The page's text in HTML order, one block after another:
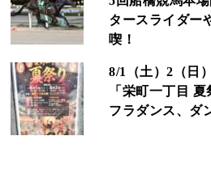
タースライダー
喫！
8/1（土）2（日
「栄町一丁目
フラダンス、ダ